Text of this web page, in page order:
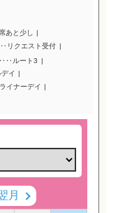
と少し
リクエスト受付
‥‥ルート3
イ
イナーデイ